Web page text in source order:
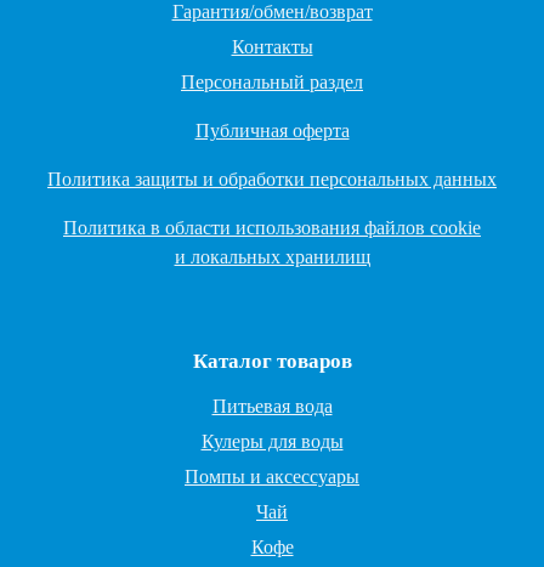
Гарантия/обмен/возврат
Контакты
Персональный раздел
Публичная оферта
Политика защиты и обработки персональных данных
Политика в области использования файлов cookie
и локальных хранилищ
Каталог товаров
Питьевая вода
Кулеры для воды
Помпы и аксессуары
Чай
Кофе